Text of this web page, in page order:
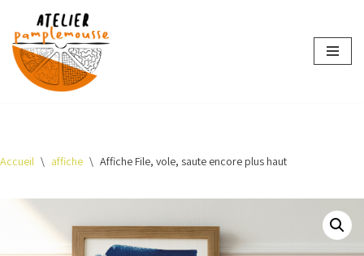
Aller
au
contenu
Accueil \ affiche \ Affiche File, vole, saute encore plus haut